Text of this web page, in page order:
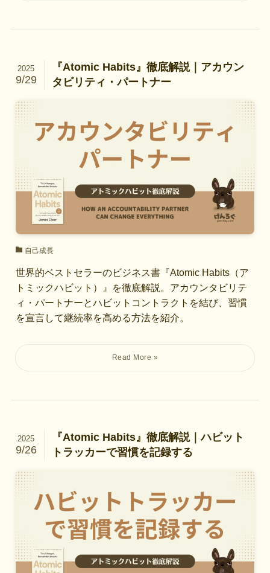
『Atomic Habits』徹底解説｜アカウン
タビリティ・パートナー
2025
9/29
自己成長
世界的ベストセラーのビジネス書『Atomic Habits（ア
トミックハビット）』を徹底解説。アカウンタビリテ
ィ・パートナーとハビットコントラクトを結び、習慣
を宣言して継続率を高める方法を紹介。
『Atomic Habits』徹底解説｜ハビット
トラッカーで習慣を記録する
2025
9/26